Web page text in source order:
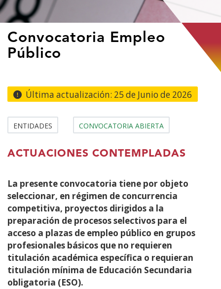
encuentras
principal
Convocatoria Empleo
Público
Última actualización: 25 de Junio de 2026
ENTIDADES CONVOCATORIA ABIERTA
ACTUACIONES CONTEMPLADAS
La presente convocatoria tiene por objeto
seleccionar, en régimen de concurrencia
competitiva, proyectos dirigidos a la
preparación de procesos selectivos para el
acceso a plazas de empleo público en grupos
profesionales básicos que no requieren
titulación académica específica o requieran
titulación mínima de Educación Secundaria
obligatoria (ESO).